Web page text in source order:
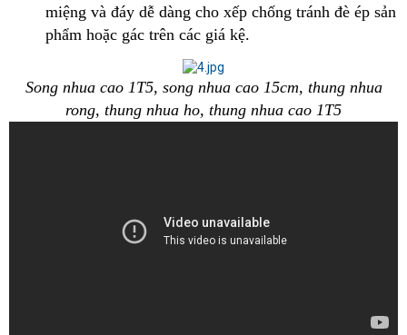
miệng và đáy dễ dàng cho xếp chống tránh đè ép sản
phẩm hoặc gác trên các giá kệ.
Song nhua cao 1T5, song nhua cao 15cm, thung nhua
rong, thung nhua ho, thung nhua cao 1T5